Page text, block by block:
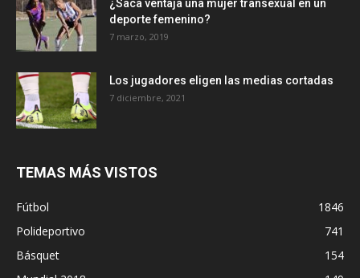
¿Saca ventaja una mujer transexual en un
deporte femenino?
7 marzo, 2019
Los jugadores eligen las medias cortadas
7 diciembre, 2021
TEMAS MÁS VISTOS
Fútbol
1846
Polideportivo
741
Básquet
154